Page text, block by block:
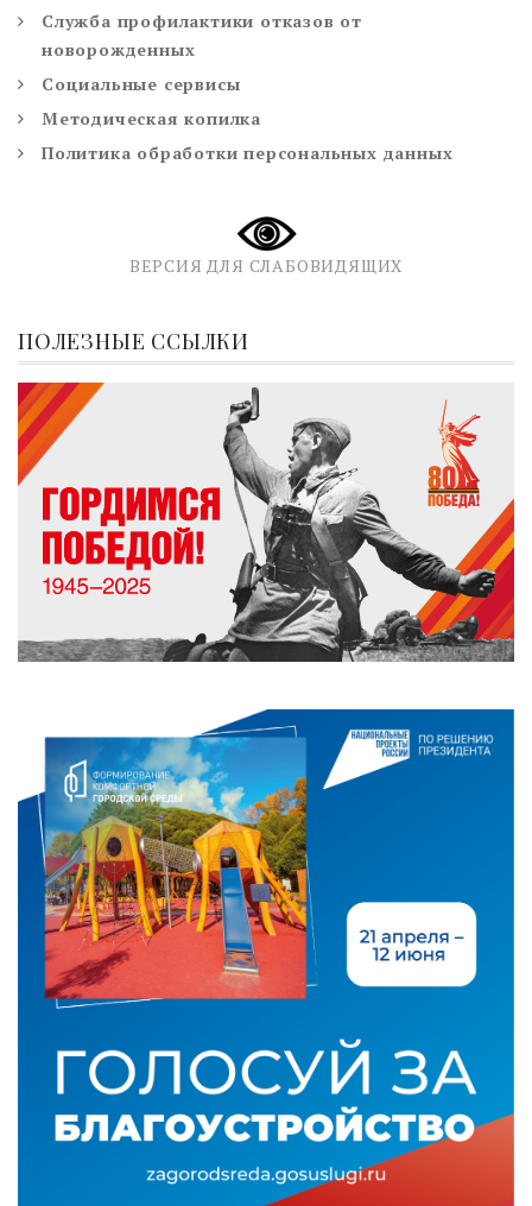
Служба профилактики отказов от
новорожденных
Социальные сервисы
Методическая копилка
Политика обработки персональных данных
ВЕРСИЯ ДЛЯ СЛАБОВИДЯЩИХ
ПОЛЕЗНЫЕ ССЫЛКИ